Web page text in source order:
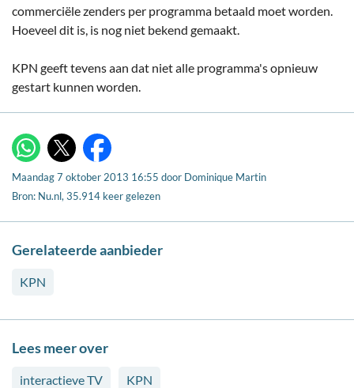
commerciële zenders per programma betaald moet worden.
Hoeveel dit is, is nog niet bekend gemaakt.
KPN geeft tevens aan dat niet alle programma's opnieuw
gestart kunnen worden.
WhatsApp
X Facebook
Maandag 7 oktober 2013 16:55 door Dominique Martin
Bron: Nu.nl, 35.914 keer gelezen
Gerelateerde aanbieder
KPN
Lees meer over
interactieve TV KPN